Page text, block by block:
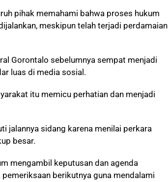
pihak memahami bahwa proses hukum
meskipun telah terjadi perdamaian
Gorontalo sebelumnya sempat menjadi
luas di media sosial.
itu memicu perhatian dan menjadi
jalannya sidang karena menilai perkara
besar.
mengambil keputusan dan agenda
berikutnya guna mendalami